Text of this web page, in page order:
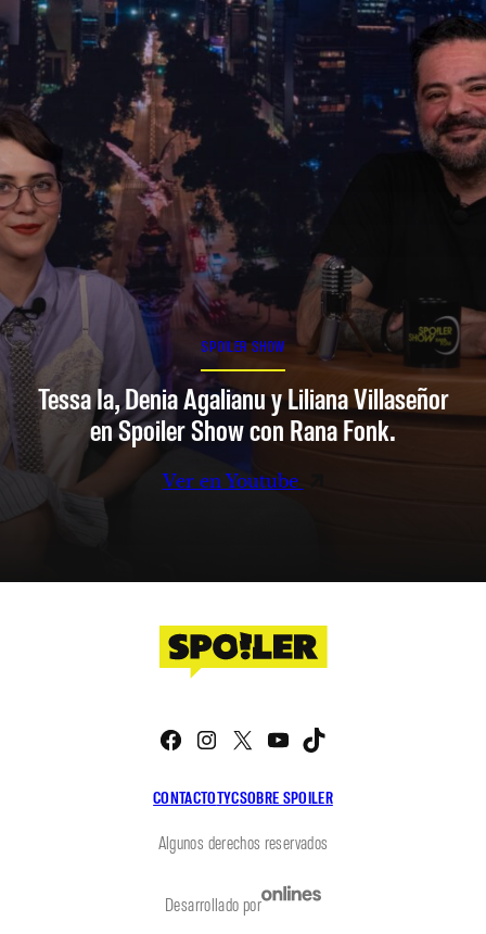
SPOILER SHOW
Tessa Ia, Denia Agalianu y Liliana Villaseñor
en Spoiler Show con Rana Fonk.
Ver en Youtube
CONTACTOTYCSOBRE SPOILER
Facebook
Instagram
X YouTube
Algunos derechos reservados
Desarrollado por